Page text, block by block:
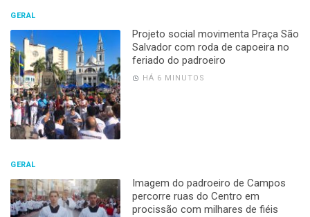
GERAL
Projeto social movimenta Praça São
Salvador com roda de capoeira no
feriado do padroeiro
HÁ 6 MINUTOS
GERAL
Imagem do padroeiro de Campos
percorre ruas do Centro em
procissão com milhares de fiéis